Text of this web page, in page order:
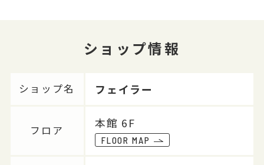
ショップ情報
ショップ名 フェイラー
フロア
本館 6F
FLOOR MAP